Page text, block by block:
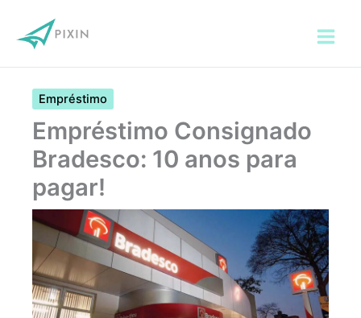
para
Empréstimo
Empréstimo Consignado
Bradesco: 10 anos para
pagar!